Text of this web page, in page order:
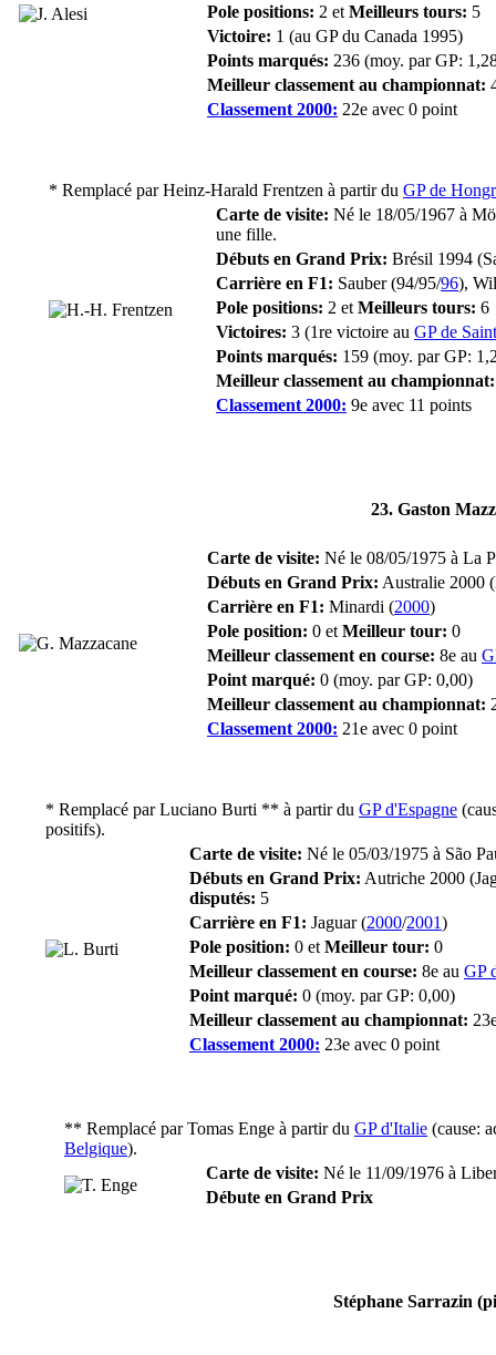
Pole positions: 2 et Meilleurs tours: 5
Victoire: 1 (au GP du Canada 1995)
Points marqués: 236 (moy. par GP:
Meilleur classement au championnat:
Classement 2000: 22e avec 0 point
* Remplacé parHeinz-Harald Frentzen à partir du GP de
Carte de visite: Né le 18/05/1967 à
une fille.
Débuts en Grand Prix: Brésil 1994
Carrière en F1: Sauber (94/95/96),
Pole positions: 2 et Meilleurs tours: 6
Victoires: 3 (1re victoire au GP de
Points marqués: 159 (moy. par GP:
Meilleur classement au championnat:
Classement 2000: 9e avec 11 points
23. Gaston
Carte de visite: Né le 08/05/1975 à La
Débuts en Grand Prix: Australie 2000
Carrière en F1: Minardi (2000)
Pole position: 0 et Meilleur tour: 0
Meilleur classement en course: 8e au
Point marqué: 0 (moy. par GP: 0,00)
Meilleur classement au championnat:
Classement 2000: 21e avec 0 point
* Remplacé parLuciano Burti ** à partir du GP d'Espagne
positifs).
Carte de visite: Né le 05/03/1975 à São
Débuts en Grand Prix: Autriche 2000
disputés: 5
Carrière en F1: Jaguar (2000/2001)
Pole position: 0 et Meilleur tour: 0
Meilleur classement en course: 8e au GP
Point marqué: 0 (moy. par GP: 0,00)
Meilleur classement au championnat:
Classement 2000: 23e avec 0 point
** Remplacé parTomas Enge à partir du GP d'Italie (cause:
Belgique).
Carte de visite: Né le 11/09/1976 à
Débute en Grand Prix
Stéphane Sarrazin